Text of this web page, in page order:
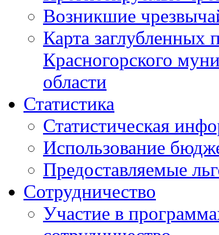
Возникшие
Карта
Красногорского
области
Статистика
Статистическая
Использование
Предоставляемые
Сотрудничество
Участие в